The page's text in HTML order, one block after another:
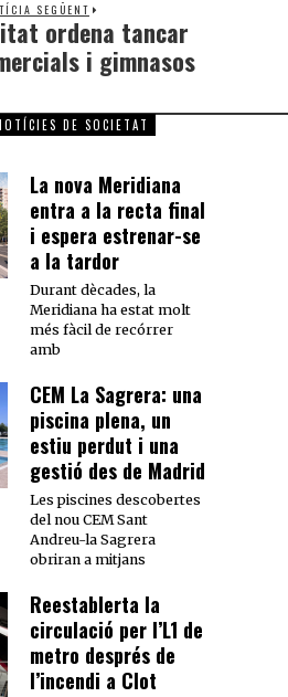
SEGÜENT
ordena tancar
i gimnasos
DE SOCIETAT
La nova Meridiana
entra a la recta final
i espera estrenar-se
a la tardor
Durant dècades, la
Meridiana ha estat molt
més fàcil de recórrer
amb
CEM La Sagrera: una
piscina plena, un
estiu perdut i una
gestió des de Madrid
Les piscines descobertes
del nou CEM Sant
Andreu-la Sagrera
obriran a mitjans
Reestablerta la
circulació per l’L1 de
metro després de
l’incendi a Clot